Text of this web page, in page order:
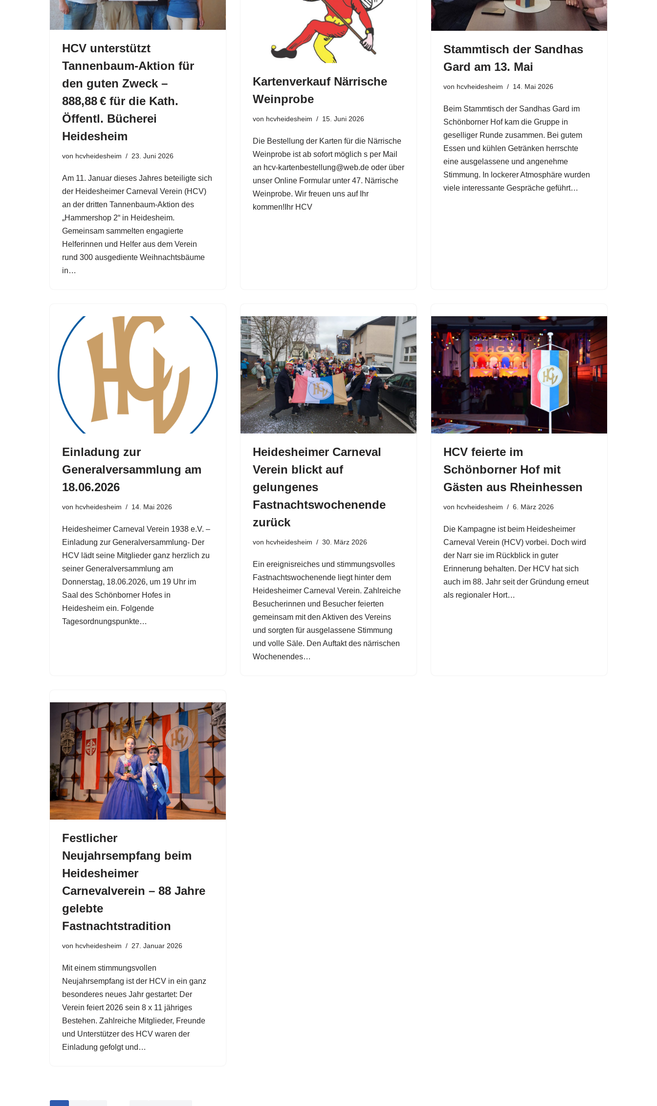
HCV unterstützt
Tannenbaum-Aktion für
den guten Zweck –
888,88 € für die Kath.
Öffentl. Bücherei
Heidesheim
von hcvheidesheim 23. Juni 2026
Am 11. Januar dieses Jahres beteiligte sich
der Heidesheimer Carneval Verein (HCV)
an der dritten Tannenbaum-Aktion des
„Hammershop 2“ in Heidesheim.
Gemeinsam sammelten engagierte
Helferinnen und Helfer aus dem Verein
rund 300 ausgediente Weihnachtsbäume
in…
Kartenverkauf Närrische
Weinprobe
von hcvheidesheim 15. Juni 2026
Die Bestellung der Karten für die Närrische
Weinprobe ist ab sofort möglich s per Mail
an hcv-kartenbestellung@web.de oder über
unser Online Formular unter 47. Närrische
Weinprobe. Wir freuen uns auf Ihr
kommen!Ihr HCV
Stammtisch der Sandhas
Gard am 13. Mai
von hcvheidesheim 14. Mai 2026
Beim Stammtisch der Sandhas Gard im
Schönborner Hof kam die Gruppe in
geselliger Runde zusammen. Bei gutem
Essen und kühlen Getränken herrschte
eine ausgelassene und angenehme
Stimmung. In lockerer Atmosphäre wurden
viele interessante Gespräche geführt…
Einladung zur
Generalversammlung am
18.06.2026
von hcvheidesheim 14. Mai 2026
Heidesheimer Carneval Verein 1938 e.V. –
Einladung zur Generalversammlung- Der
HCV lädt seine Mitglieder ganz herzlich zu
seiner Generalversammlung am
Donnerstag, 18.06.2026, um 19 Uhr im
Saal des Schönborner Hofes in
Heidesheim ein. Folgende
Tagesordnungspunkte…
Heidesheimer Carneval
Verein blickt auf
gelungenes
Fastnachtswochenende
zurück
von hcvheidesheim 30. März 2026
Ein ereignisreiches und stimmungsvolles
Fastnachtswochenende liegt hinter dem
Heidesheimer Carneval Verein. Zahlreiche
Besucherinnen und Besucher feierten
gemeinsam mit den Aktiven des Vereins
und sorgten für ausgelassene Stimmung
und volle Säle. Den Auftakt des närrischen
Wochenendes…
HCV feierte im
Schönborner Hof mit
Gästen aus Rheinhessen
von hcvheidesheim 6. März 2026
Die Kampagne ist beim Heidesheimer
Carneval Verein (HCV) vorbei. Doch wird
der Narr sie im Rückblick in guter
Erinnerung behalten. Der HCV hat sich
auch im 88. Jahr seit der Gründung erneut
als regionaler Hort…
Festlicher
Neujahrsempfang beim
Heidesheimer
Carnevalverein – 88 Jahre
gelebte
Fastnachtstradition
von hcvheidesheim 27. Januar 2026
Mit einem stimmungsvollen
Neujahrsempfang ist der HCV in ein ganz
besonderes neues Jahr gestartet: Der
Verein feiert 2026 sein 8 x 11 jähriges
Bestehen. Zahlreiche Mitglieder, Freunde
und Unterstützer des HCV waren der
Einladung gefolgt und…